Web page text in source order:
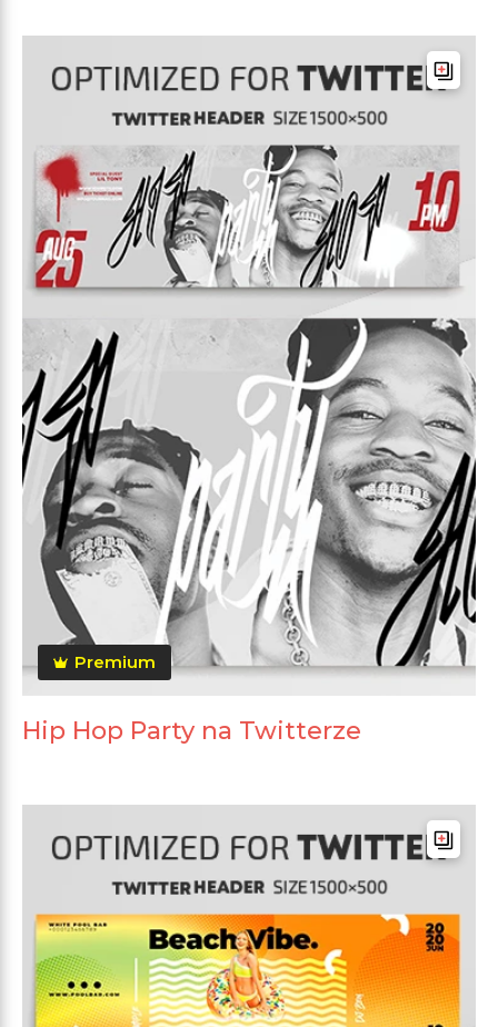
Premium
Hip Hop Party na Twitterze